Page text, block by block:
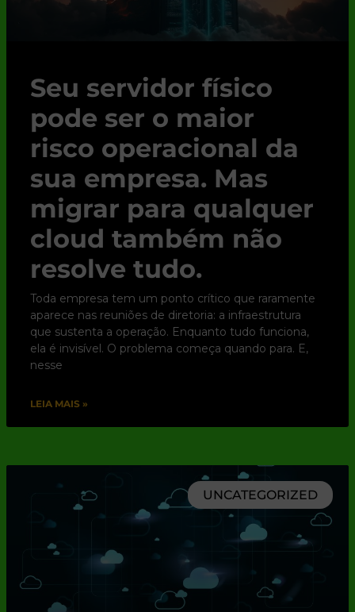
Seu servidor físico
pode ser o maior
risco operacional da
sua empresa. Mas
migrar para qualquer
cloud também não
resolve tudo.
Toda empresa tem um ponto crítico que raramente
aparece nas reuniões de diretoria: a infraestrutura
que sustenta a operação. Enquanto tudo funciona,
ela é invisível. O problema começa quando para. E,
nesse
LEIA MAIS »
UNCATEGORIZED